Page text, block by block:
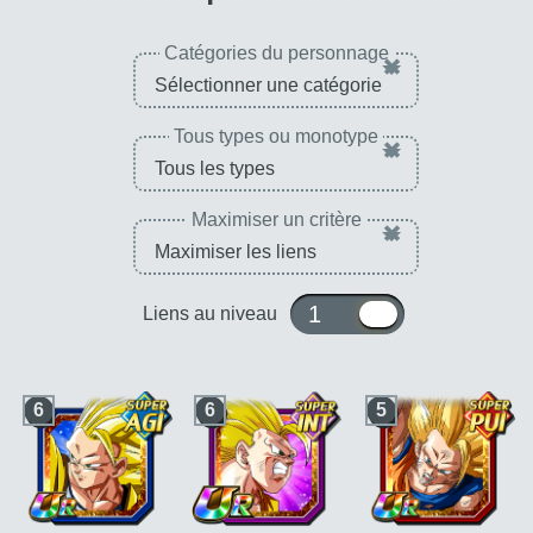
Catégories du personnage×
Tous types ou monotype ×
Maximiser un critère ×
Liens au niveau 1 ou 10
6 6 5